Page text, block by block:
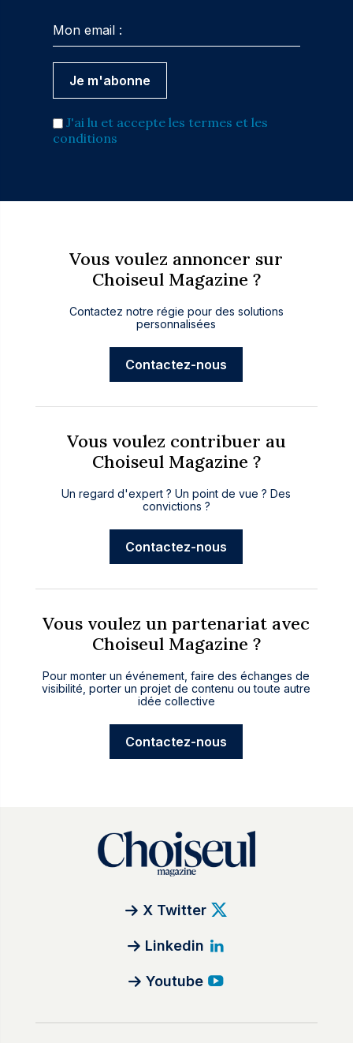
J'ai lu et accepte les termes et les
conditions
Vous voulez annoncer sur
Choiseul Magazine ?
Contactez notre régie pour des solutions
personnalisées
Contactez-nous
Vous voulez contribuer au
Choiseul Magazine ?
Un regard d'expert ? Un point de vue ? Des
convictions ?
Contactez-nous
Vous voulez un partenariat avec
Choiseul Magazine ?
Pour monter un événement, faire des échanges de
visibilité, porter un projet de contenu ou toute autre
idée collective
Contactez-nous
X Twitter
Linkedin
Youtube